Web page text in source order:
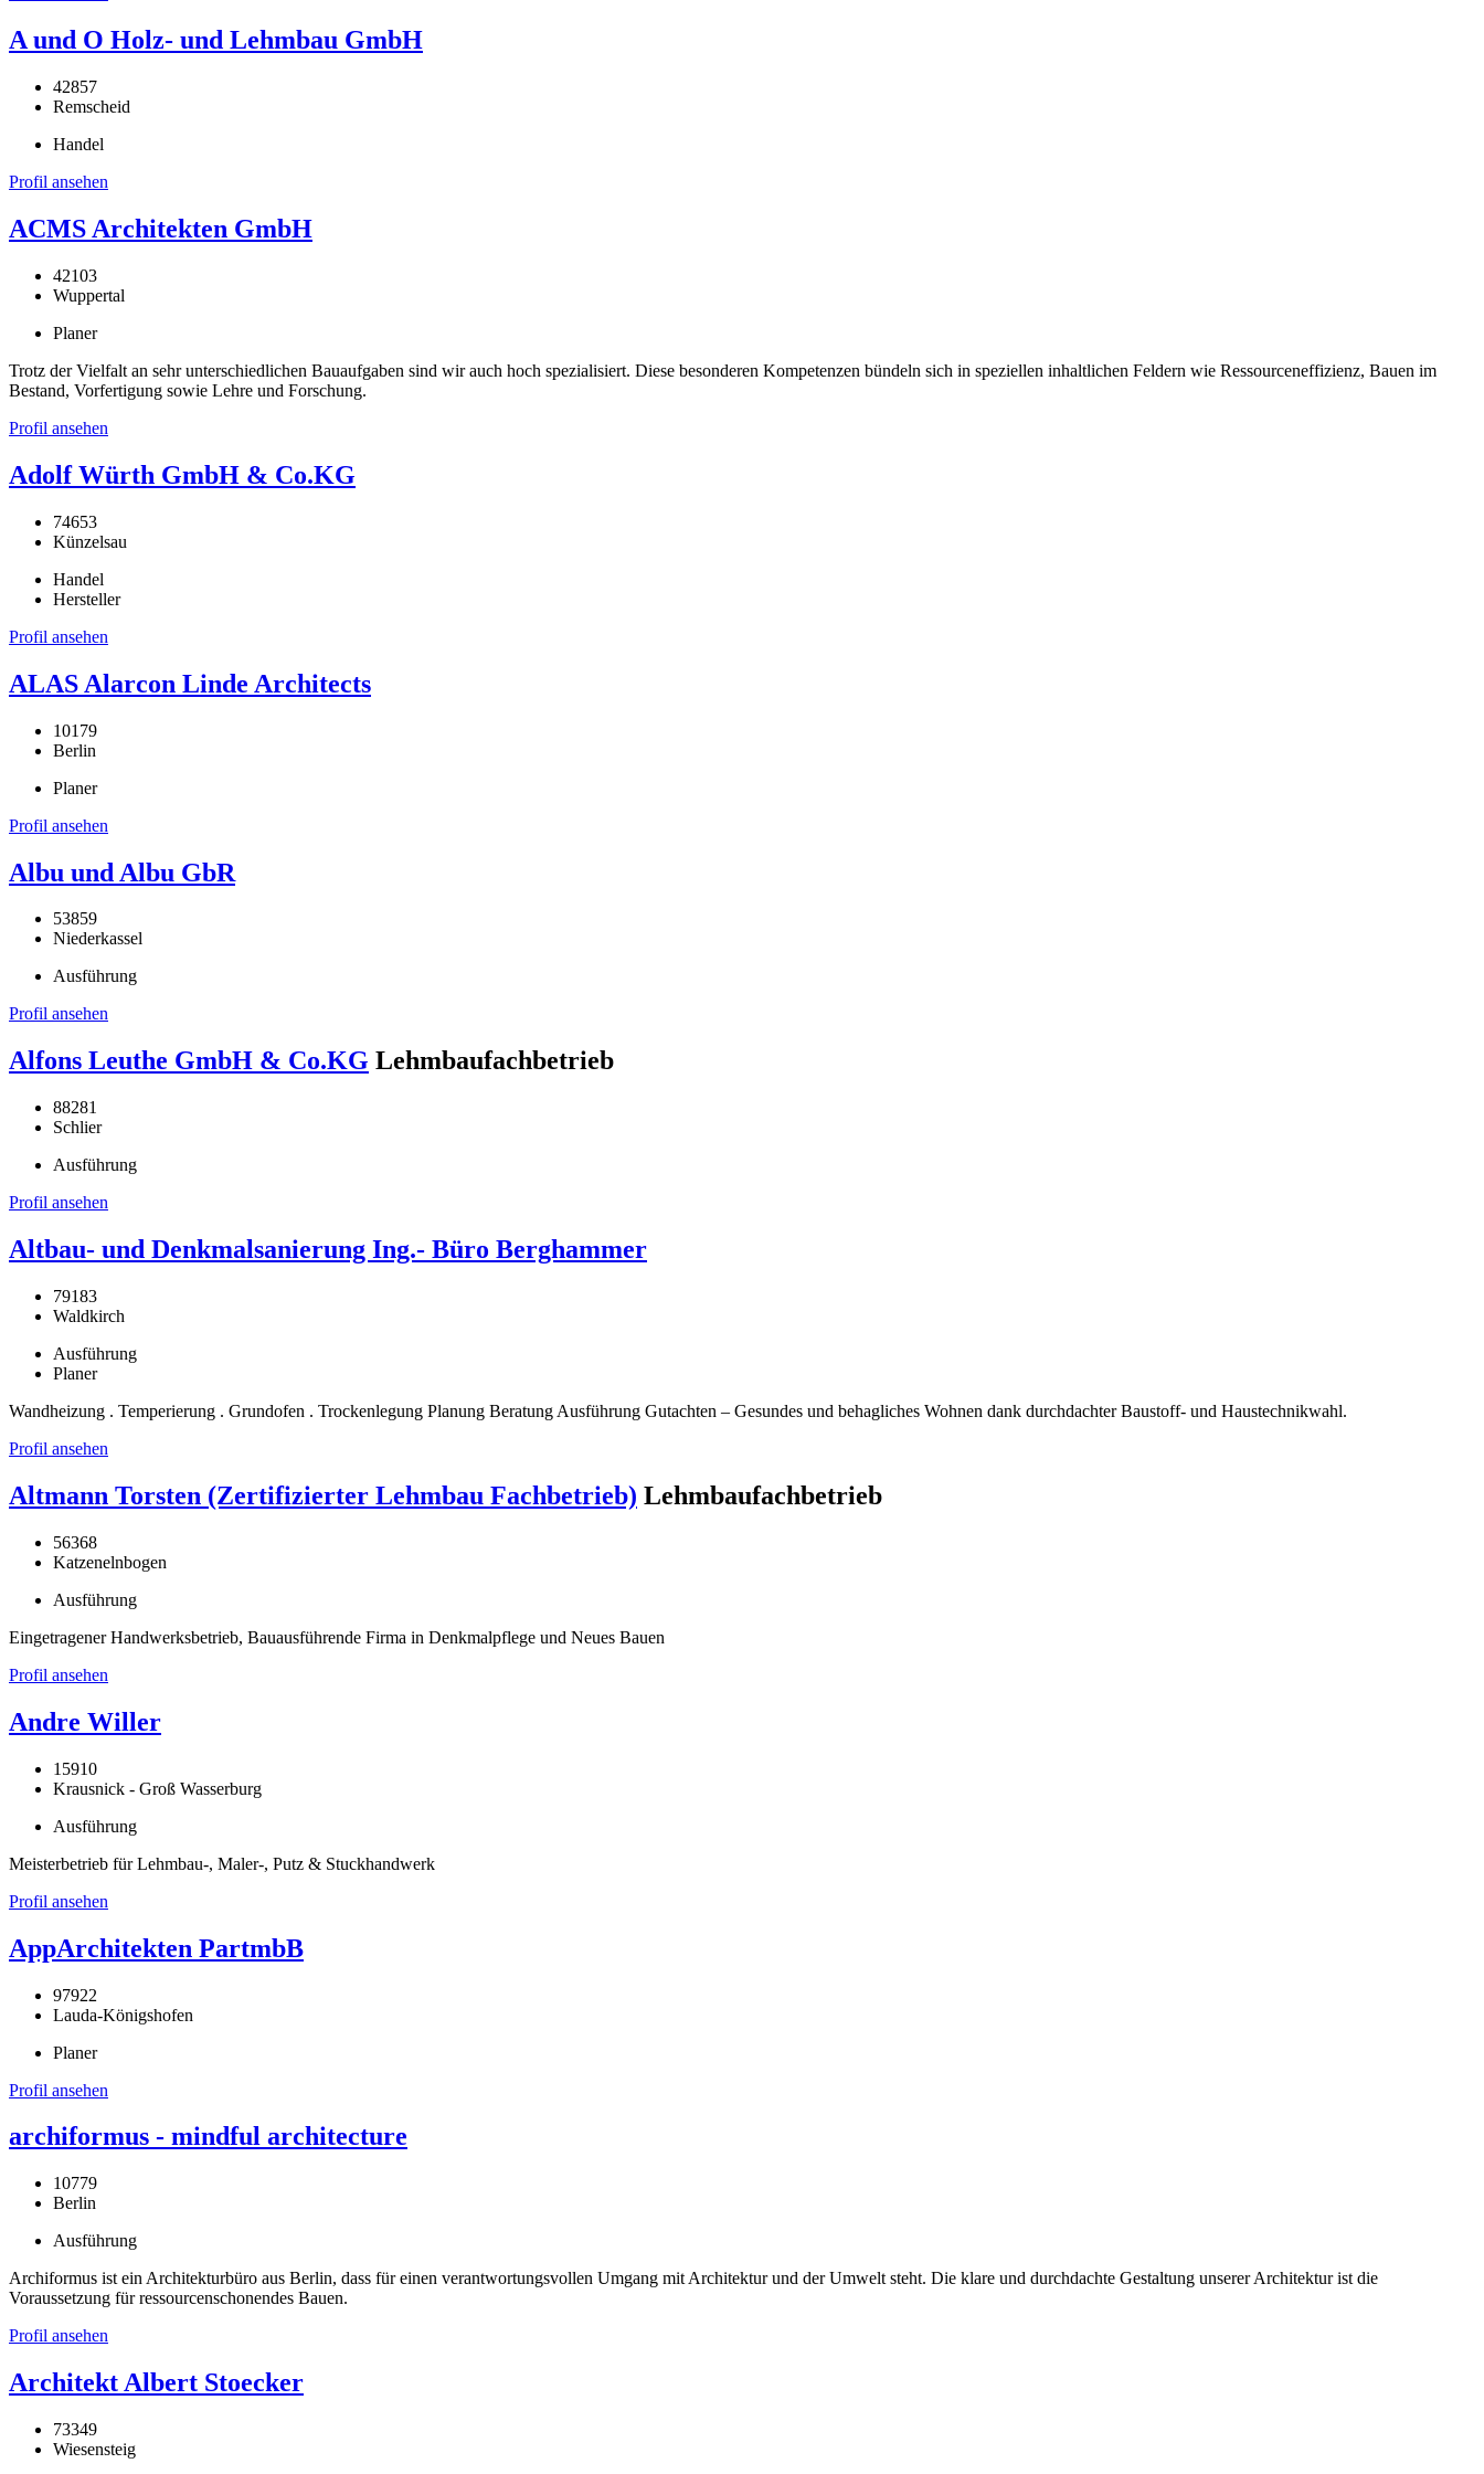
A und O Holz- und Lehmbau GmbH
42857
Remscheid
Handel
Profil ansehen
ACMS Architekten GmbH
42103
Wuppertal
Planer
Trotz der Vielfalt an sehr unterschiedlichen Bauaufgaben sind wir auch hoch spezialisiert. Diese besonderen Kompetenzen bündeln sich in speziellen inhaltlichen Feldern wie Ressourceneffizienz, Bauen im
Bestand, Vorfertigung sowie Lehre und Forschung.
Profil ansehen
Adolf Würth GmbH & Co.KG
74653
Künzelsau
Handel
Hersteller
Profil ansehen
ALAS Alarcon Linde Architects
10179
Berlin
Planer
Profil ansehen
Albu und Albu GbR
53859
Niederkassel
Ausführung
Profil ansehen
Alfons Leuthe GmbH & Co.KG Lehmbaufachbetrieb
88281
Schlier
Ausführung
Profil ansehen
Altbau- und Denkmalsanierung Ing.- Büro Berghammer
79183
Waldkirch
Ausführung
Planer
Wandheizung . Temperierung . Grundofen . Trockenlegung Planung Beratung Ausführung Gutachten – Gesundes und behagliches Wohnen dank durchdachter Baustoff- und Haustechnikwahl.
Profil ansehen
Altmann Torsten (Zertifizierter Lehmbau Fachbetrieb) Lehmbaufachbetrieb
56368
Katzenelnbogen
Ausführung
Eingetragener Handwerksbetrieb, Bauausführende Firma in Denkmalpflege und Neues Bauen
Profil ansehen
Andre Willer
15910
Krausnick - Groß Wasserburg
Ausführung
Meisterbetrieb für Lehmbau-, Maler-, Putz & Stuckhandwerk
Profil ansehen
AppArchitekten PartmbB
97922
Lauda-Königshofen
Planer
Profil ansehen
archiformus - mindful architecture
10779
Berlin
Ausführung
Archiformus ist ein Architekturbüro aus Berlin, dass für einen verantwortungsvollen Umgang mit Architektur und der Umwelt steht. Die klare und durchdachte Gestaltung unserer Architektur ist die
Voraussetzung für ressourcenschonendes Bauen.
Profil ansehen
Architekt Albert Stoecker
73349
Wiesensteig